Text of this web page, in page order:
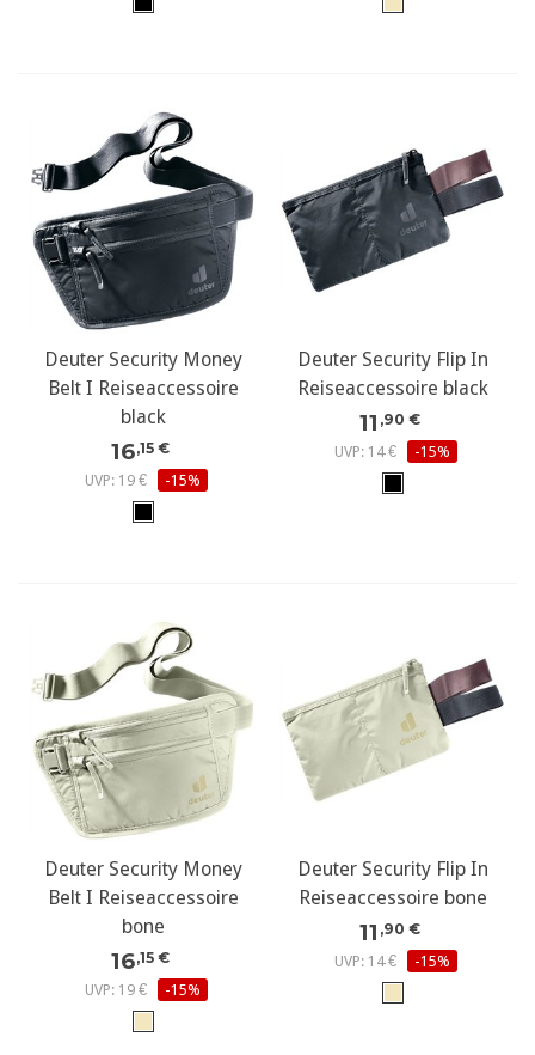
Deuter Security Money
Belt I Reiseaccessoire
black
16,15 €
UVP: 19 €
-15%
Deuter Security Flip In
Reiseaccessoire black
11 ,90 €
UVP: 14 €
-15%
Deuter Security Money
Belt I Reiseaccessoire
bone
16,15 €
UVP: 19 €
-15%
Deuter Security Flip In
Reiseaccessoire bone
11 ,90 €
UVP: 14 €
-15%